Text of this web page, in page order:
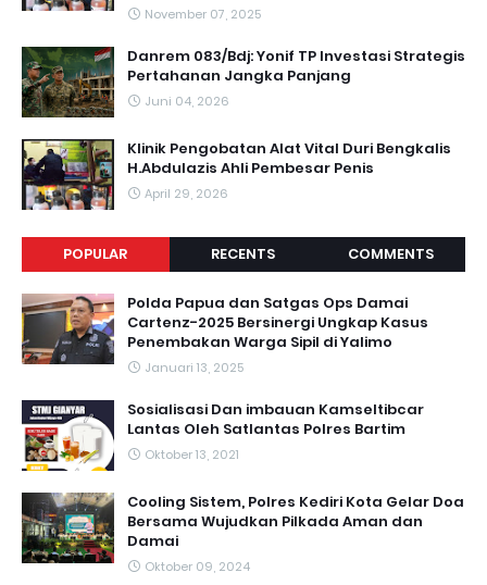
November 07, 2025
Danrem 083/Bdj: Yonif TP Investasi Strategis
Pertahanan Jangka Panjang
Juni 04, 2026
Klinik Pengobatan Alat Vital Duri Bengkalis
H.Abdulazis Ahli Pembesar Penis
April 29, 2026
POPULAR RECENTS COMMENTS
Polda Papua dan Satgas Ops Damai
Cartenz-2025 Bersinergi Ungkap Kasus
Penembakan Warga Sipil di Yalimo
Januari 13, 2025
Sosialisasi Dan imbauan Kamseltibcar
Lantas Oleh Satlantas Polres Bartim
Oktober 13, 2021
Cooling Sistem, Polres Kediri Kota Gelar Doa
Bersama Wujudkan Pilkada Aman dan
Damai
Oktober 09, 2024